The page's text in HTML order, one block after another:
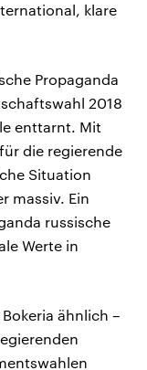
klare
Propaganda
2018
enttarnt. Mit
die regierende
Situation
massiv. Ein
russische
Werte in
ähnlich –